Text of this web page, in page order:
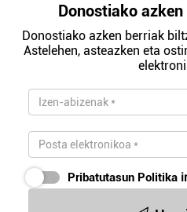
Donostiako
Donostiako azken berriak
Astelehen, asteazken eta
Pribatutasun Politika